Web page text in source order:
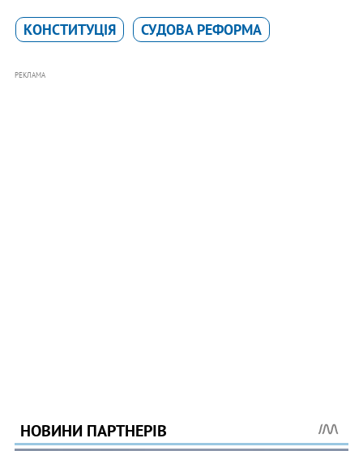
КОНСТИТУЦІЯ СУДОВА РЕФОРМА
РЕКЛАМА